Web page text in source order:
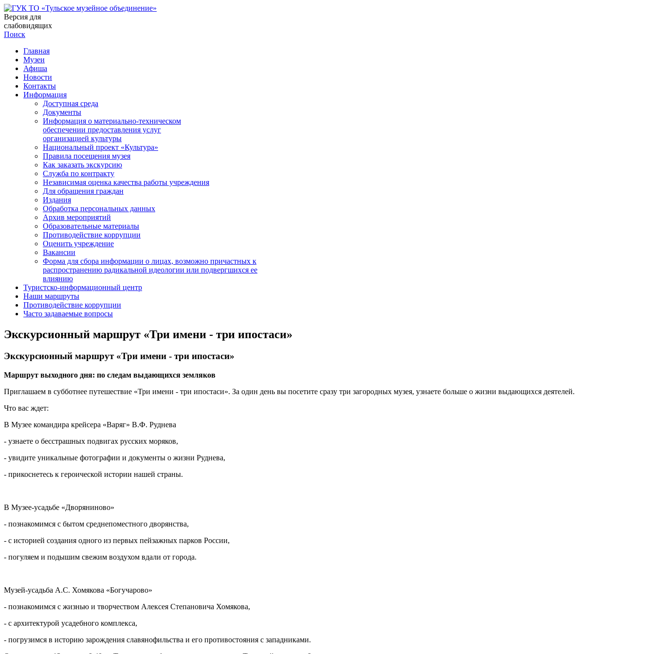
Версия для
слабовидящих
Поиск
Главная
Музеи
Афиша
Новости
Контакты
Информация
Доступная среда
Документы
Информация о материально-техническом
обеспечении предоставления услуг
организацией культуры
Национальный проект «Культура»
Правила посещения музея
Как заказать экскурсию
Служба по контракту
Независимая оценка качества работы учреждения
Для обращения граждан
Издания
Обработка персональных данных
Архив мероприятий
Образовательные материалы
Противодействие коррупции
Оценить учреждение
Вакансии
Форма для сбора информации о лицах, возможно причастных к
распространению радикальной идеологии или подвергшихся ее
влиянию
Туристско-информационный центр
Наши маршруты
Противодействие коррупции
Часто задаваемые вопросы
Экскурсионный маршрут «Три имени - три ипостаси»
Экскурсионный маршрут «Три имени - три ипостаси»
Маршрут выходного дня: по следам выдающихся земляков
Приглашаем в субботнее путешествие «Три имени - три ипостаси». За один день вы посетите сразу три загородных музея, узнаете больше о жизни выдающихся деятелей.
Что вас ждет:
В Музее командира крейсера «Варяг» В.Ф. Руднева
- узнаете о бесстрашных подвигах русских моряков,
- увидите уникальные фотографии и документы о жизни Руднева,
- прикоснетесь к героической истории нашей страны.
В Музее-усадьбе «Дворяниново»
- познакомимся с бытом среднепоместного дворянства,
- с историей создания одного из первых пейзажных парков России,
- погуляем и подышим свежим воздухом вдали от города.
Музей-усадьба А.С. Хомякова «Богучарово»
- познакомимся с жизнью и творчеством Алексея Степановича Хомякова,
- с архитектурой усадебного комплекса,
- погрузимся в историю зарождения славянофильства и его противостояния с западниками.